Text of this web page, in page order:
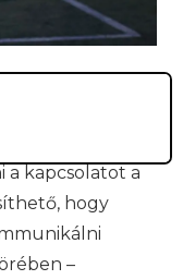
hogy látott
elültetni egy
tolódott
kapcsolatot a
hogy
–